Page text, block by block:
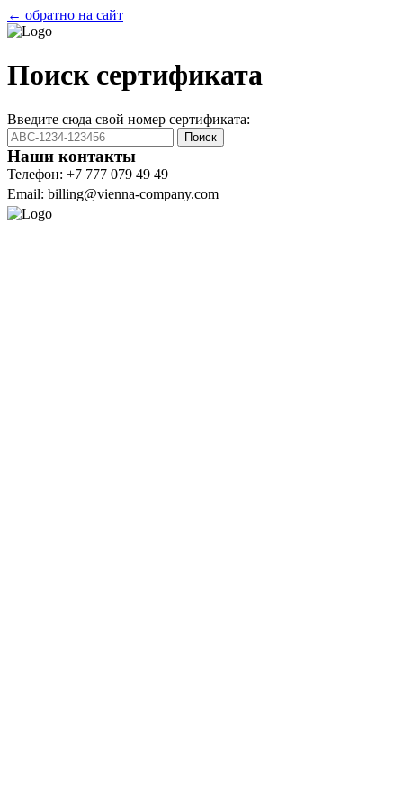
← обратно на сайт
Поиск сертификата
Введите сюда свой номер сертификата:
Поиск
Наши контакты
Телефон: +7 777 079 49 49
Email: billing@vienna-company.com